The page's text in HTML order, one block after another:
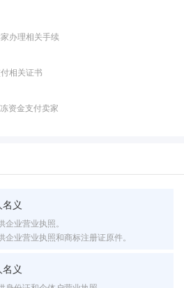
办理相关手续
相关证书
资金支付卖家
义
企业营业执照。
企业营业执照和商标注册证原件。
义